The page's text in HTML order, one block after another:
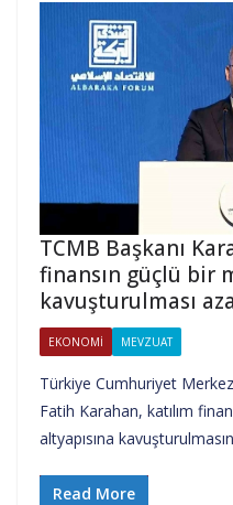
TCMB Başkanı
finansın güçlü bir
kavuşturulması
EKONOMI MEVZUAT
Türkiye Cumhuriyet
Fatih Karahan, katılım
altyapısına
Read More